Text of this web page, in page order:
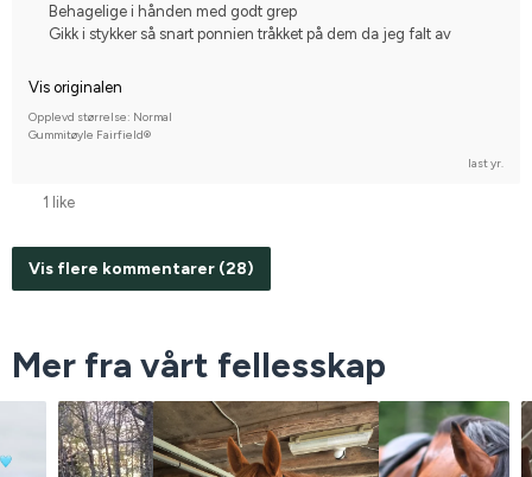
Behagelige i hånden med godt grep
Gikk i stykker så snart ponnien tråkket på dem da jeg falt av
Vis originalen
Opplevd størrelse: Normal
Gummitøyle Fairfield®
last yr.
1 like
Vis flere kommentarer (28)
Mer fra vårt fellesskap